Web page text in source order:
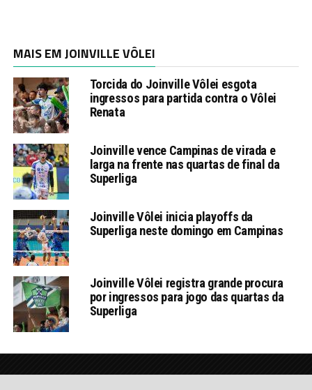
MAIS EM JOINVILLE VÔLEI
Torcida do Joinville Vôlei esgota
ingressos para partida contra o Vôlei
Renata
Joinville vence Campinas de virada e
larga na frente nas quartas de final da
Superliga
Joinville Vôlei inicia playoffs da
Superliga neste domingo em Campinas
Joinville Vôlei registra grande procura
por ingressos para jogo das quartas da
Superliga